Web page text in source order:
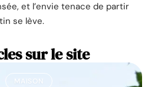
et l’envie tenace de partir
se lève.
sur le site
MAISON